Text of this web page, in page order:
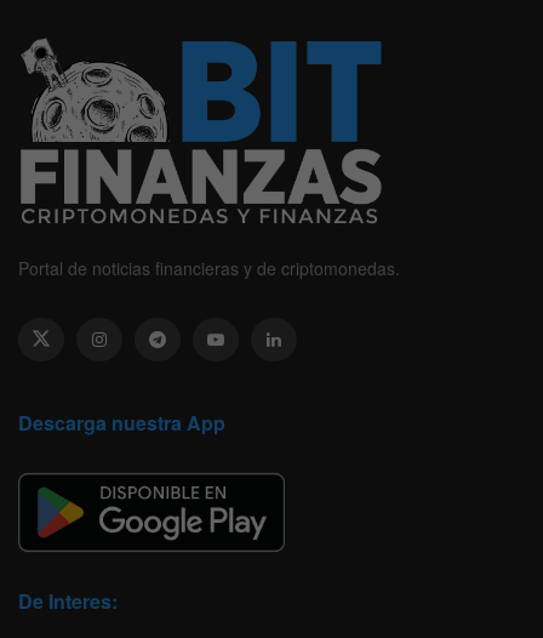
Portal de noticias financieras y de criptomonedas.
Descarga nuestra App
De Interes: